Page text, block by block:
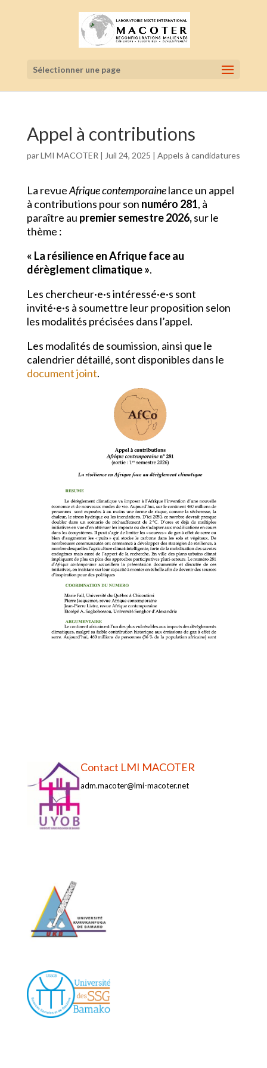
Sélectionner une page
Appel à contributions
parLMI MACOTER | Juil 24, 2025 | Appels à candidatures
La revueAfrique contemporainelance un appel
à contributions pour son numéro 281, à
paraître au premier semestre 2026,sur le
thème :
« La résilience en Afrique face au
dérèglement climatique ».
Les chercheur·e·s intéressé·e·s sont
invité·e·s à soumettre leur proposition selon
les modalités précisées dans l’appel.
Les modalités de soumission, ainsi que le
calendrier détaillé, sont disponibles dans le
document joint.
Contact LMI MACOTER
adm.macoter@lmi-macoter.net